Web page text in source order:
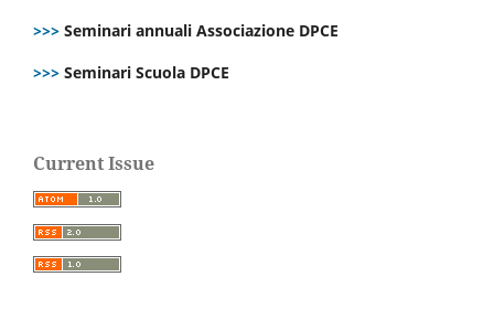
>>> Seminari annuali Associazione DPCE
>>> Seminari Scuola DPCE
Current Issue